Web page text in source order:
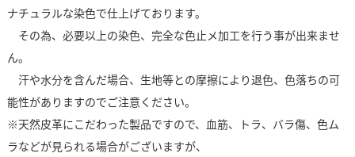
ナチュラルな染色で仕上げております。
その為、必要以上の染色、完全な色止メ加工を行う事が出来ませ
ん。
汗や水分を含んだ場合、生地等との摩擦により退色、色落ちの可
能性がありますのでご注意ください。
※天然皮革にこだわった製品ですので、血筋、トラ、バラ傷、色ム
ラなどが見られる場合がございますが、